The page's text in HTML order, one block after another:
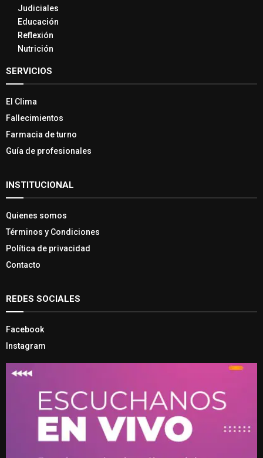
Judiciales
Educación
Reflexión
Nutrición
SERVICIOS
El Clima
Fallecimientos
Farmacia de turno
Guía de profesionales
INSTITUCIONAL
Quienes somos
Términos y Condiciones
Política de privacidad
Contacto
REDES SOCIALES
Facebook
Instagram